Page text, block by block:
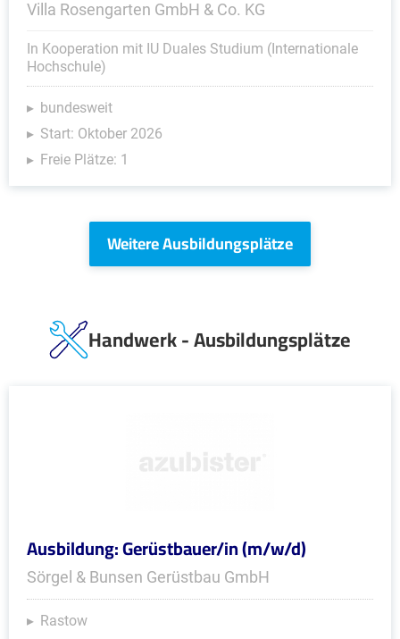
Villa Rosengarten GmbH & Co. KG
In Kooperation mit IU Duales Studium (Internationale
Hochschule)
bundesweit
Start: Oktober 2026
Freie Plätze: 1
Weitere Ausbildungsplätze
Handwerk - Ausbildungsplätze
Ausbildung: Gerüstbauer/in (m/w/d)
Sörgel & Bunsen Gerüstbau GmbH
Rastow